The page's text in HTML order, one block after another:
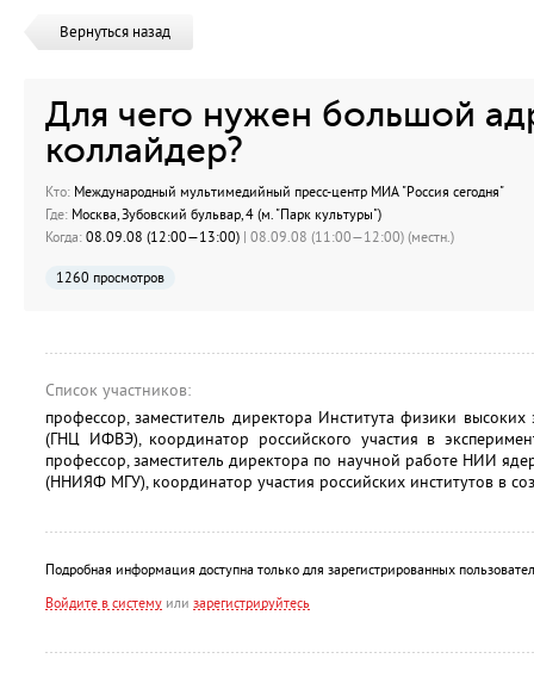
Вернуться назад
Для чего нужен большой
коллайдер?
Кто: Международный мультимедийный пресс-центр МИА "Россия сегодня"
Где: Москва, Зубовский бульвар, 4 (м. "Парк культуры")
Когда: 08.09.08 (12:00—13:00) | 08.09.08 (11:00—12:00) (местн.)
1260 просмотров
Список участников:
профессор, заместитель директора Института физики
(ГНЦ ИФВЭ), координатор российского участия в
профессор, заместитель директора по научной работе НИИ
(ННИЯФ МГУ), координатор участия российских институтов в
Подробная информация доступна только для зарегистрированных
Войдите в систему или зарегистрируйтесь